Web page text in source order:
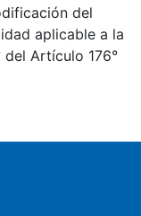
del
aplicable a la
Artículo 176°